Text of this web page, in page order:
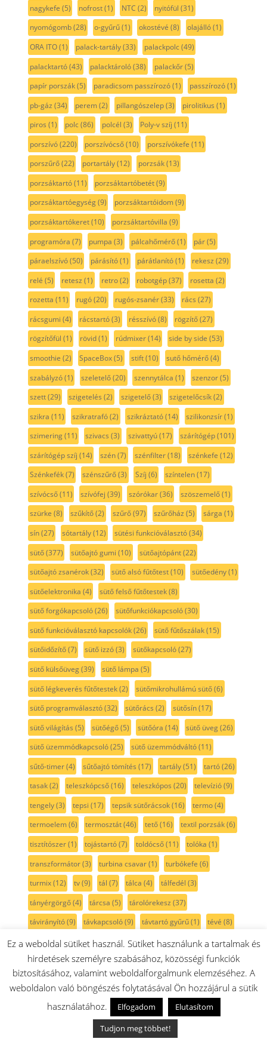
nagykefe (5) nofrost(1) NTC (2) nyitófül (31)
nyomógomb(28) o-gyűrű(1) okostévé (8) olajálló(1)
ORA ITO(1) palack-tartály(33) palackpolc(49)
palacktartó(43) palacktároló(38) palackőr(5)
papír porszák(5) paradicsom passzírozó(1) passzírozó(1)
pb-gáz (34) perem(2) pillangószelep(3) pirolitikus (1)
piros (1) polc(86) polcél (3) Poly-v szíj (11)
porszívó(220) porszívócső(10) porszívókefe (11)
porszűrő(22) portartály(12) porzsák(13)
porzsáktartó(11) porzsáktartóbetét(9)
porzsáktartóegység(9) porzsáktartóidom(9)
porzsáktartókeret(10) porzsáktartóvilla (9)
programóra (7) pumpa (3) pálcahőmérő(1) pár(5)
páraelszívó(50) párásító(1) párátlanító(1) rekesz (29)
relé (5) retesz (1) retro(2) robotgép(37) rosetta (2)
rozetta (11) rugó(20) rugós-zsanér(33) rács (27)
rácsgumi (4) rácstartó(3) résszívó(8) rögzítő(27)
rögzítőfül (1) rövid(1) rúdmixer(14) side by side (53)
smoothie (2) SpaceBox(5) stift(10) sutő hőmérő(4)
szabályzó(1) szeletelő(20) szennytálca (1) szenzor(5)
szett(29) szigetelés (2) szigetelő(3) szigetelőcsík(2)
szikra (11) szikratrafó(2) szikráztató(14) szilikonzsír(1)
szimering(11) szivacs (3) szivattyú(17) szárítógép(101)
szárítógép szíj (14) szén(7) szénfilter(18) szénkefe (12)
Szénkefék(7) szénszűrő(3) Szíj (6) színtelen(17)
szívócső(11) szívófej (39) szórókar(36) szöszemelő(1)
szürke (8) szűkítő(2) szűrő(97) szűrőház (5) sárga (1)
sín(27) sótartály(12) sütési funkcióválasztó(34)
sütő(377) sütőajtó gumi (10) sütőajtópánt(22)
sütőajtó zsanérok(32) sütő alsó fűtőtest(10) sütőedény(1)
sütőelektronika (4) sütő felső fűtőtestek(8)
sütő forgókapcsoló(26) sütőfunkciókapcsoló(30)
sütő funkcióválasztó kapcsolók(26) sütő fűtőszálak(15)
sütőidőzítő(7) sütő izzó(3) sütőkapcsoló(27)
sütő külsőüveg(39) sütő lámpa (5)
sütő légkeverés fűtőtestek(2) sütőmikrohullámú sütő(6)
sütő programválasztó(32) sütőrács (2) sütősín(17)
sütő világítás (5) sütőégő(5) sütőóra (14) sütő üveg(26)
sütő üzemmódkapcsoló(25) sütő üzemmódváltó(11)
sűtő-timer(4) sűtőajtó tömítés (17) tartály(51) tartó(26)
tasak(2) teleszkópcső(16) teleszkópos (20) televízió(9)
tengely(3) tepsi (17) tepsik sütőrácsok(16) termo(4)
termoelem(6) termosztát(46) tető(16) textil porzsák(6)
tisztítószer(1) tojástartó(7) toldócső(11) tolóka (1)
transzformátor(3) turbina csavar(1) turbókefe (6)
turmix(12) tv(9) tál (7) tálca (4) tálfedél (3)
tányérgörgő(4) tárcsa (5) tárolórekesz (37)
távirányító(9) távkapcsoló(9) távtartó gyűrű(1) tévé (8)
tölcsér(1) töltő(8) tömszelence(1) tömítés(67)
tömítőgyűrű (6) tömőrúd(1) tüske(2)
tüzhely külsőüveg
(22) univerzális(4) v-szíj(11)
ventilátor(20) ventilátorlapát(2)
vezetékdoboz(4) vezeték nélküli
Ez a weboldal sütiket használ. Sütiket használunk a tartalmak és
hirdetések személyre szabásához, közösségi funkciók
biztosításához, valamint weboldalforgalmunk elemzéséhez. A
weboldalon való böngészés folytatásával Ön hozzájárul a sütik
használatához.
Elfogadom
Elutasítom
Tudjon meg többet!